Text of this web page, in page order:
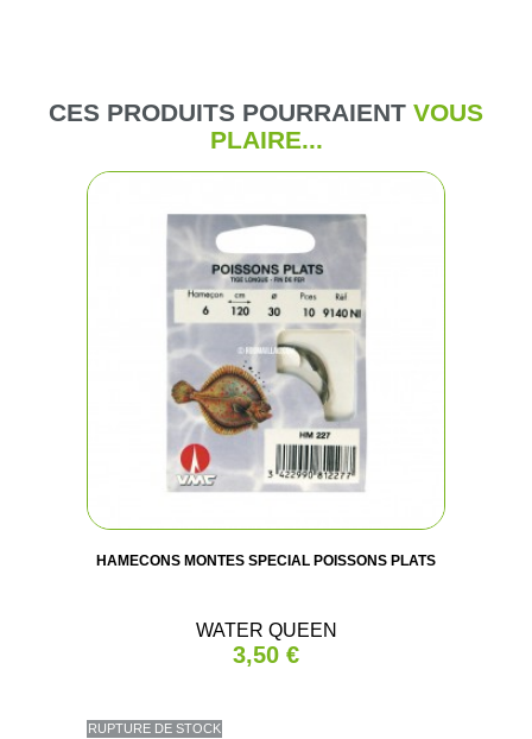
CES PRODUITS POURRAIENT VOUS
PLAIRE...
HAMECONS MONTES SPECIAL POISSONS PLATS
WATER QUEEN
3,50 €
RUPTURE DE STOCK